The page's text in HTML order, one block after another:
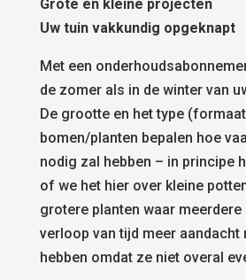
Grote en kleine projecten
Uw tuin vakkundig opgeknapt
Met een
de zomer als in de winter van
De grootte en het type
bomen/planten bepalen hoe
nodig zal hebben – in principe
of we het hier over kleine
grotere planten waar
verloop van tijd meer aandacht
hebben omdat ze niet overal